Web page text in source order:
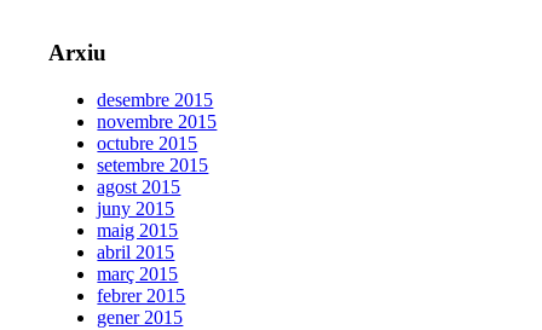
Arxiu
desembre 2015
novembre 2015
octubre 2015
setembre 2015
agost 2015
juny 2015
maig 2015
abril 2015
març 2015
febrer 2015
gener 2015